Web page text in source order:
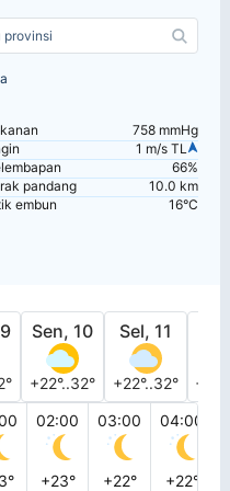
758 mmHg
1 m/s TL
66%
pandang
10.0 km
embun
16°C
Sen, 10
+22°..32°
Sel, 11
+22°..32°
02:00 03:00 04:00
+23° +22° +22°